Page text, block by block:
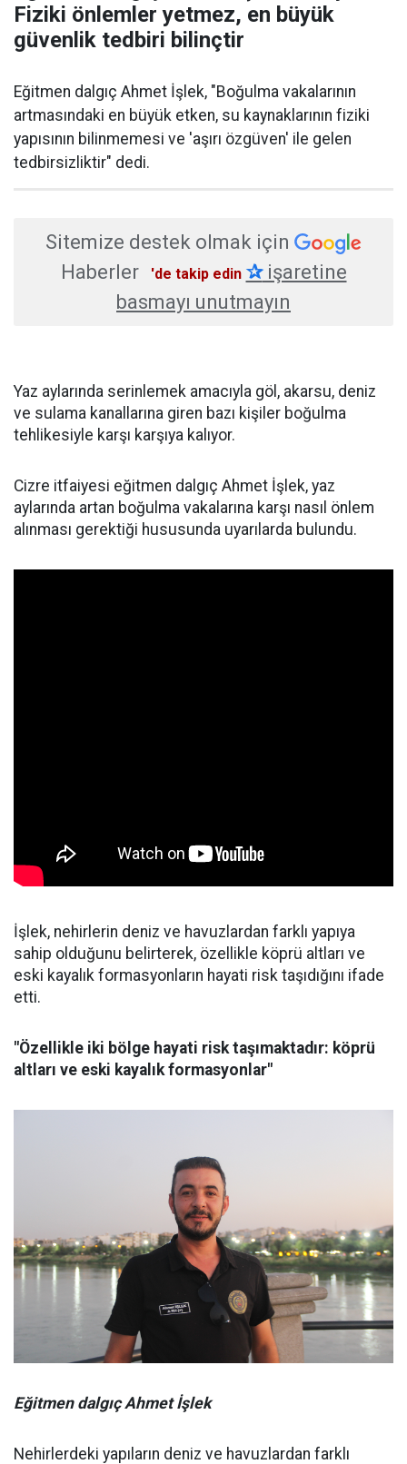
Fiziki önlemler yetmez, en büyük
güvenlik tedbiri bilinçtir
Eğitmen dalgıç Ahmet İşlek, "Boğulma vakalarının
artmasındaki en büyük etken, su kaynaklarının fiziki
yapısının bilinmemesi ve 'aşırı özgüven' ile gelen
tedbirsizliktir" dedi.
Sitemize destek olmak için
Haberler
'de takip edin ✰işaretine
basmayı unutmayın
Yaz aylarında serinlemek amacıyla göl, akarsu, deniz
ve sulama kanallarına giren bazı kişiler boğulma
tehlikesiyle karşı karşıya kalıyor.
Cizre itfaiyesi eğitmen dalgıç Ahmet İşlek, yaz
aylarında artan boğulma vakalarına karşı nasıl önlem
alınması gerektiği hususunda uyarılarda bulundu.
İşlek, nehirlerin deniz ve havuzlardan farklı yapıya
sahip olduğunu belirterek, özellikle köprü altları ve
eski kayalık formasyonların hayati risk taşıdığını ifade
etti.
"Özellikle iki bölge hayati risk taşımaktadır: köprü
altları ve eski kayalık formasyonlar"
Eğitmen dalgıç Ahmet İşlek
Nehirlerdeki yapıların deniz ve havuzlardan farklı